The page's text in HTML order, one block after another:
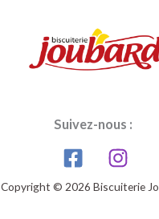
Suivez-nous :
Copyright © 2026 Biscuiterie